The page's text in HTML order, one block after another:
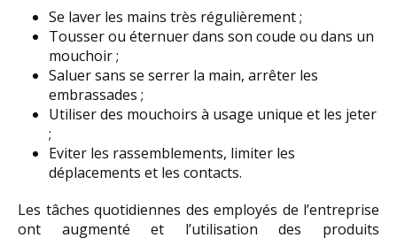
Se laver les mains très régulièrement ;
Tousser ou éternuer dans son coude ou dans un
mouchoir ;
Saluer sans se serrer la main, arrêter les
embrassades ;
Utiliser des mouchoirs à usage unique et les jeter
;
Eviter les rassemblements, limiter les
déplacements et les contacts.
Les tâches quotidiennes des employés de l’entreprise
ont augmenté et l’utilisation des produits